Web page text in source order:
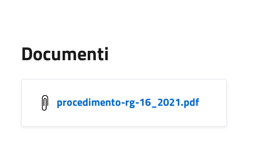
Documenti
procedimento-rg-16_2021.pdf